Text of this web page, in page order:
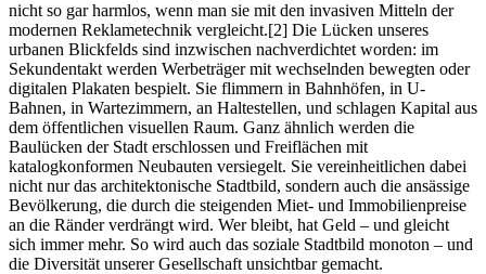
nicht so gar harmlos, wenn man sie mit den invasiven Mitteln der
modernen Reklametechnik vergleicht.[2] Die Lücken unseres
urbanen Blickfelds sind inzwischen nachverdichtet worden: im
Sekundentakt werden Werbeträger mit wechselnden bewegten oder
digitalen Plakaten bespielt. Sie flimmern in Bahnhöfen, in U-
Bahnen, in Wartezimmern, an Haltestellen, und schlagen Kapital aus
dem öffentlichen visuellen Raum. Ganz ähnlich werden die
Baulücken der Stadt erschlossen und Freiflächen mit
katalogkonformen Neubauten versiegelt. Sie vereinheitlichen dabei
nicht nur das architektonische Stadtbild, sondern auch die ansässige
Bevölkerung, die durch die steigenden Miet- und Immobilienpreise
an die Ränder verdrängt wird. Wer bleibt, hat Geld – und gleicht
sich immer mehr. So wird auch das soziale Stadtbild monoton – und
die Diversität unserer Gesellschaft unsichtbar gemacht.